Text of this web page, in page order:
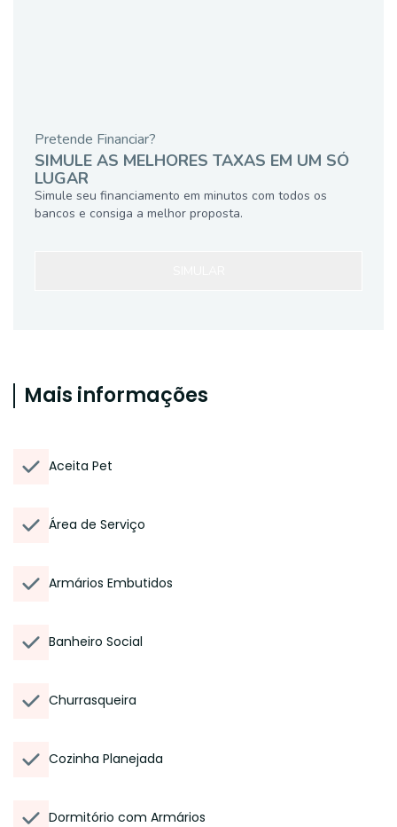
Pretende Financiar?
SIMULE AS MELHORES TAXAS EM UM SÓ
LUGAR
Simule seu financiamento em minutos com todos os
bancos e consiga a melhor proposta.
Mais informações
Aceita Pet
Área de Serviço
Armários Embutidos
Banheiro Social
Churrasqueira
Cozinha Planejada
Dormitório com Armários